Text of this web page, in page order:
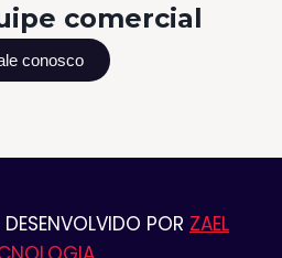
comercial
conosco
POR ZAEL